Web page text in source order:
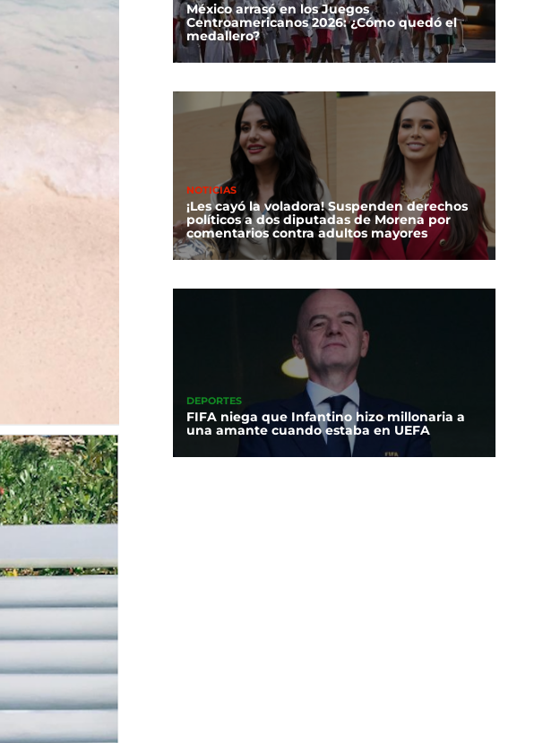
México arrasó en los Juegos
Centroamericanos 2026: ¿Cómo quedó el
medallero?
NOTICIAS
¡Les cayó la voladora! Suspenden derechos
políticos a dos diputadas de Morena por
comentarios contra adultos mayores
DEPORTES
FIFA niega que Infantino hizo millonaria a
una amante cuando estaba en UEFA